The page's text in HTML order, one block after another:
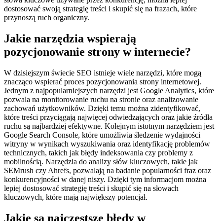
dostosować swoją strategię treści i skupić się na frazach, które
przynoszą ruch organiczny.
Jakie narzędzia wspierają
pozycjonowanie strony w internecie?
W dzisiejszym świecie SEO istnieje wiele narzędzi, które mogą
znacząco wspierać proces pozycjonowania strony internetowej.
Jednym z najpopularniejszych narzędzi jest Google Analytics, które
pozwala na monitorowanie ruchu na stronie oraz analizowanie
zachowań użytkowników. Dzięki temu można zidentyfikować,
które treści przyciągają najwięcej odwiedzających oraz jakie źródła
ruchu są najbardziej efektywne. Kolejnym istotnym narzędziem jest
Google Search Console, które umożliwia śledzenie wydajności
witryny w wynikach wyszukiwania oraz identyfikację problemów
technicznych, takich jak błędy indeksowania czy problemy z
mobilnością. Narzędzia do analizy słów kluczowych, takie jak
SEMrush czy Ahrefs, pozwalają na badanie popularności fraz oraz
konkurencyjności w danej niszy. Dzięki tym informacjom można
lepiej dostosować strategię treści i skupić się na słowach
kluczowych, które mają największy potencjał.
Jakie są najczęstsze błędy w